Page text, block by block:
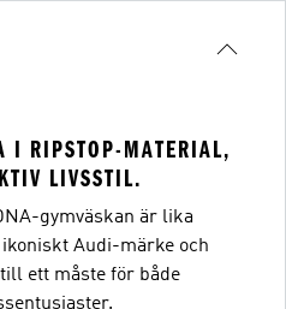
I RIPSTOP-MATERIAL,
LIVSSTIL.
gymväskan är lika
Audi-märke och
ett måste för både